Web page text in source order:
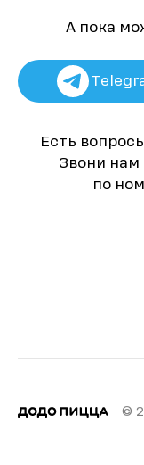
А пока
Есть
Звони нам
по
©